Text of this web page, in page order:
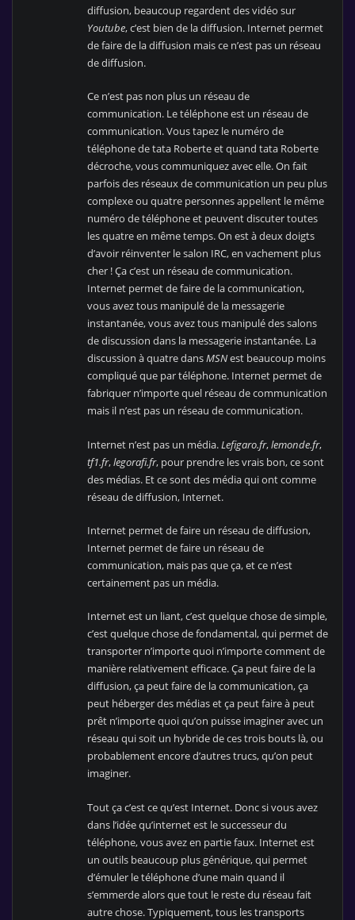
diffusion, beaucoup regardent des vidéo sur
Youtube, c’est bien de la diffusion. Internet permet
de faire de la diffusion mais ce n’est pas un réseau
de diffusion.
Ce n’est pas non plus un réseau de
communication. Le téléphone est un réseau de
communication. Vous tapez le numéro de
téléphone de tata Roberte et quand tata Roberte
décroche, vous communiquez avec elle. On fait
parfois des réseaux de communication un peu plus
complexe ou quatre personnes appellent le même
numéro de téléphone et peuvent discuter toutes
les quatre en même temps. On est à deux doigts
d’avoir réinventer le salon IRC, en vachement plus
cher ! Ça c’est un réseau de communication.
Internet permet de faire de la communication,
vous avez tous manipulé de la messagerie
instantanée, vous avez tous manipulé des salons
de discussion dans la messagerie instantanée. La
discussion à quatre dansMSNest beaucoup moins
compliqué que par téléphone. Internet permet de
fabriquer n’importe quel réseau de communication
mais il n’est pas un réseau de communication.
Internet n’est pas un média.Lefigaro.fr,lemonde.fr,
tf1.fr,legorafi.fr, pour prendre les vrais bon, ce sont
des médias. Et ce sont des média qui ont comme
réseau de diffusion, Internet.
Internet permet de faire un réseau de diffusion,
Internet permet de faire un réseau de
communication, mais pas que ça, et ce n’est
certainement pas un média.
Internet est un liant, c’est quelque chose de simple,
c’est quelque chose de fondamental, qui permet de
transporter n’importe quoi n’importe comment de
manière relativement efficace. Ça peut faire de la
diffusion, ça peut faire de la communication, ça
peut héberger des médias et ça peut faire à peut
prêt n’importe quoi qu’on puisse imaginer avec un
réseau qui soit un hybride de ces trois bouts là, ou
probablement encore d’autres trucs, qu’on peut
imaginer.
Tout ça c’est ce qu’est Internet. Donc si vous avez
dans l’idée qu’internet est le successeur du
téléphone, vous avez en partie faux. Internet est
un outils beaucoup plus générique, qui permet
d’émuler le téléphone d’une main quand il
s’emmerde alors que tout le reste du réseau fait
autre chose. Typiquement, tous les transports